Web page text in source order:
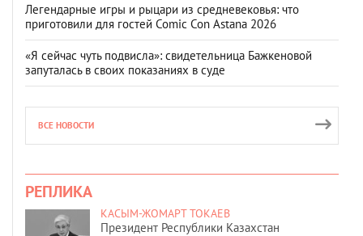
Легендарные игры и рыцари из средневековья: что
приготовили для гостей Comic Con Astana 2026
«Я сейчас чуть подвисла»: свидетельница Бажкеновой
запуталась в своих показаниях в суде
ВСЕ НОВОСТИ
РЕПЛИКА
КАСЫМ-ЖОМАРТ ТОКАЕВ
Президент Республики Казахстан